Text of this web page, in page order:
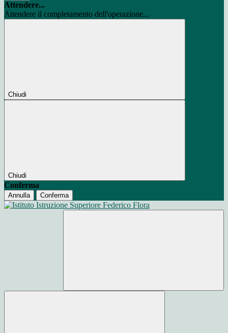
Attendere...
Attendere il completamento dell'operazione...
Chiudi
Chiudi
Conferma
Annulla Conferma